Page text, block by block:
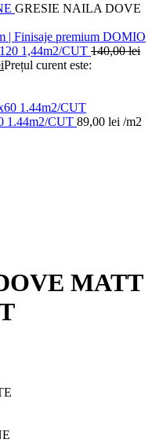
GRESIE NAILA DOVE
1,44m2/CUT 140,00lei
Prețul curent este:
1.44m2/CUT 89,00 lei /m2
MATT